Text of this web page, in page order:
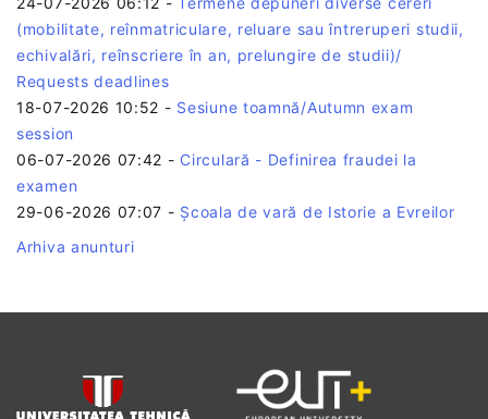
(mobilitate, reînmatriculare, reluare sau întreruperi studii,
echivalări, reînscriere în an, prelungire de studii)/
Requests deadlines
18-07-2026 10:52 - Sesiune toamnă/Autumn exam
session
06-07-2026 07:42 - Circulară - Definirea fraudei la
examen
29-06-2026 07:07 - Școala de vară de Istorie a Evreilor
Arhiva anunturi